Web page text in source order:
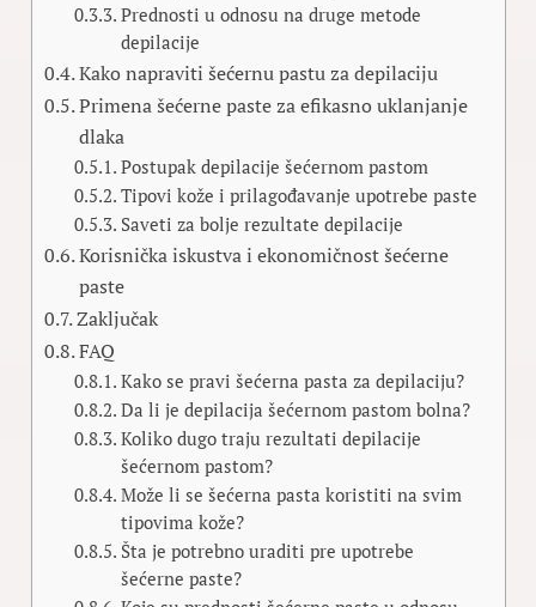
Prednosti u odnosu na druge metode
depilacije
Kako napraviti šećernu pastu za depilaciju
Primena šećerne paste za efikasno uklanjanje
dlaka
Postupak depilacije šećernom pastom
Tipovi kože i prilagođavanje upotrebe paste
Saveti za bolje rezultate depilacije
Korisnička iskustva i ekonomičnost šećerne
paste
Zaključak
FAQ
Kako se pravi šećerna pasta za depilaciju?
Da li je depilacija šećernom pastom bolna?
Koliko dugo traju rezultati depilacije
šećernom pastom?
Može li se šećerna pasta koristiti na svim
tipovima kože?
Šta je potrebno uraditi pre upotrebe
šećerne paste?